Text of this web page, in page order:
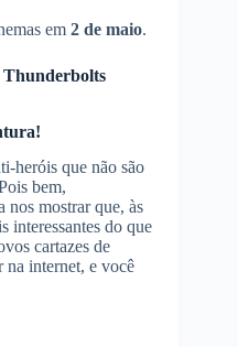
em 2 de maio.
Thunderbolts
heróis que não são
bem,
nos mostrar que, às
interessantes do que
cartazes de
na internet, e você